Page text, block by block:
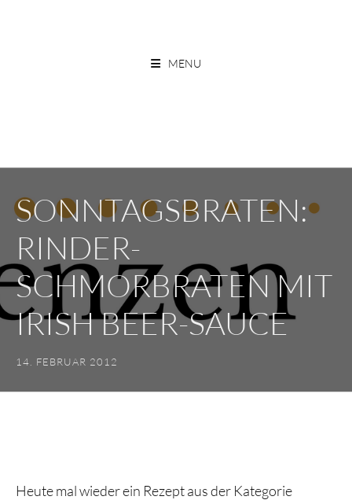
ESSEN OHNE GRENZEN
MENU
SONNTAGSBRATEN:
RINDER-
SCHMORBRATEN MIT
IRISH BEER-SAUCE
14. FEBRUAR 2012
Heute mal wieder ein Rezept aus der Kategorie